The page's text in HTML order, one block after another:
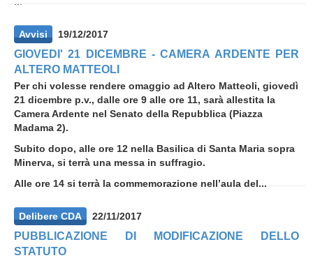
Avvisi 19/12/2017
GIOVEDI' 21 DICEMBRE - CAMERA ARDENTE PER
ALTERO MATTEOLI
Per chi volesse rendere omaggio ad Altero Matteoli, giovedì
21 dicembre p.v., dalle ore 9 alle ore 11, sarà allestita la
Camera Ardente nel Senato della Repubblica (Piazza
Madama 2).
Subito dopo, alle ore 12 nella Basilica di Santa Maria sopra
Minerva, si terrà una messa in suffragio.
Alle ore 14 si terrà la commemorazione nell’aula del...
Delibere CDA 22/11/2017
PUBBLICAZIONE DI MODIFICAZIONE DELLO
STATUTO